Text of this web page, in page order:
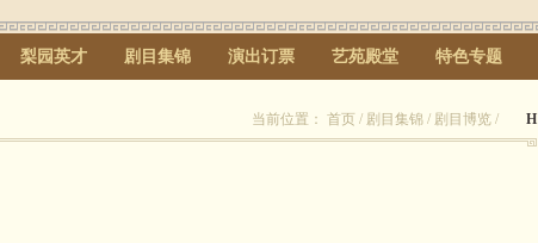
梨园英才 剧目集锦 演出订票 艺苑殿堂 特色专题
当前位置： 首页 / 剧目集锦 / 剧目博览 / H